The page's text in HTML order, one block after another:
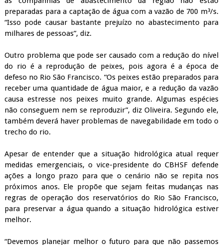
preparadas para a captação de água com a vazão de 700 m³/s.
“Isso pode causar bastante prejuízo no abastecimento para
milhares de pessoas”, diz.
Outro problema que pode ser causado com a redução do nível
do rio é a reprodução de peixes, pois agora é a época de
defeso no Rio São Francisco. “Os peixes estão preparados para
receber uma quantidade de água maior, e a redução da vazão
causa estresse nos peixes muito grande. Algumas espécies
não conseguem nem se reproduzir”, diz Oliveira. Segundo ele,
também deverá haver problemas de navegabilidade em todo o
trecho do rio.
Apesar de entender que a situação hidrológica atual requer
medidas emergenciais, o vice-presidente do CBHSF defende
ações a longo prazo para que o cenário não se repita nos
próximos anos. Ele propõe que sejam feitas mudanças nas
regras de operação dos reservatórios do Rio São Francisco,
para preservar a água quando a situação hidrológica estiver
melhor.
“Devemos planejar melhor o futuro para que não passemos